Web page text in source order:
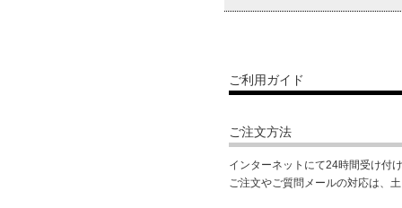
ご利用ガイド
ご注文方法
インターネットにて24時間受け付
ご注文やご質問メールの対応は、